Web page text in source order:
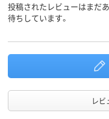
アスクル
商品環境
投稿されたレビューはまだ
待ちしています。
レビ